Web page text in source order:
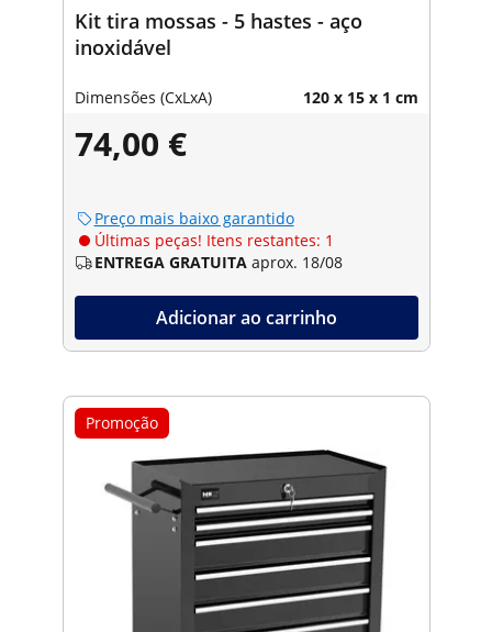
Kit tira mossas - 5 hastes - aço
inoxidável
Dimensões (CxLxA) 120 x 15 x 1 cm
74,00 €
Preço mais baixo garantido
Últimas peças! Itens restantes: 1
ENTREGA GRATUITA aprox. 18/08
Adicionar ao carrinho
Promoção